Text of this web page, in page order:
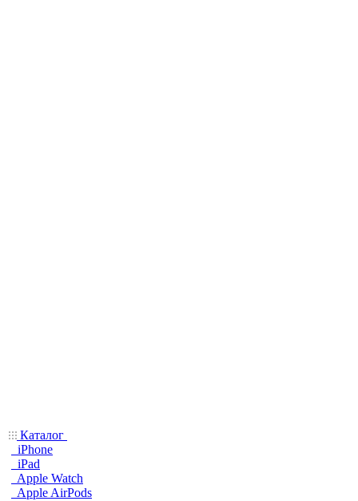
Каталог
iPhone
iPad
Apple Watch
Apple AirPods